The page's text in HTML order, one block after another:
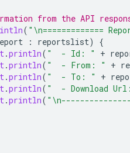
from the API
( "\n=============
: reportslist)
{
.println( "  - Id: " +
.println( "  - From: " +
.println( "  - To: " +
.println( "  - Download
.println(